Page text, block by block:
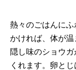
熱々のごはんに
かければ、体が温
隠し味のショウ
くれます。卵と